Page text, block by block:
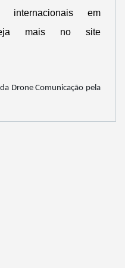
internacionais em
mais no site
Drone Comunicação pela